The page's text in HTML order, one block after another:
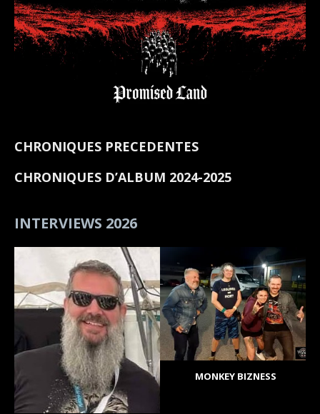
CHRONIQUES PRECEDENTES
CHRONIQUES D’ALBUM 2024-2025
INTERVIEWS 2026
MONKEY BIZNESS